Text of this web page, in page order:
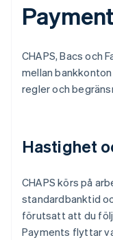
CHAPS, Bacs och
mellan
regler och
Hastighet
CHAPS körs på
standardbanktid
förutsatt att du
Payments flyttar